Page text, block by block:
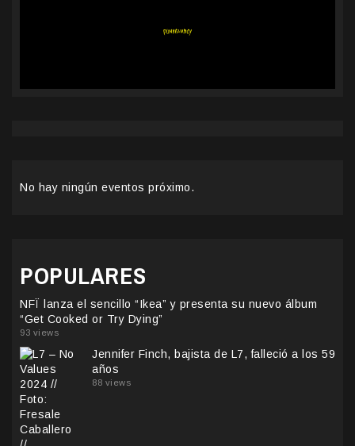
No hay ningún eventos próximo.
POPULARES
NFÏ lanza el sencillo “Ikea” y presenta su nuevo álbum
“Get Cooked or Try Dying”
93 views
Jennifer Finch, bajista de L7, falleció a los 59
años
88 views